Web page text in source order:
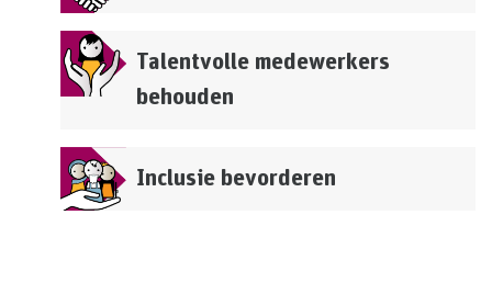
Talentvolle medewerkers
behouden
Inclusie bevorderen